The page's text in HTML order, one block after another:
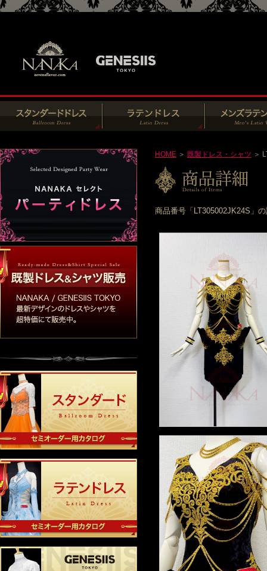
HOME ＞ 既製ドレス・シャツ ＞
商品番号「LT305002JK24S」